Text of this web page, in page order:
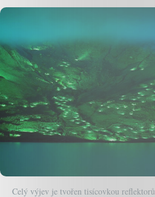
Celý výjev je tvořen tisícovkou reflektorů